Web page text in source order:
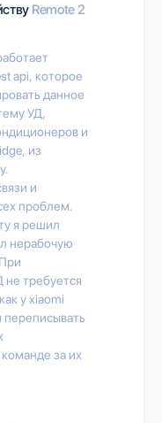
Remote 2
api, которое
данное
УД,
и
из
и
проблем.
я решил
нерабочую
не требуется
у xiaomi
переписывать
за их